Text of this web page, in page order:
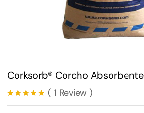
Corksorb® Corcho Absorbente
Valorado
1
( 1 Review )